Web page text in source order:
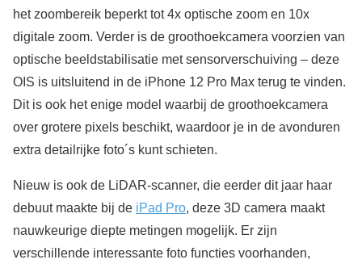
het zoombereik beperkt tot 4x optische zoom en 10x
digitale zoom. Verder is de groothoekcamera voorzien van
optische beeldstabilisatie met sensorverschuiving – deze
OIS is uitsluitend in de iPhone 12 Pro Max terug te vinden.
Dit is ook het enige model waarbij de groothoekcamera
over grotere pixels beschikt, waardoor je in de avonduren
extra detailrijke foto´s kunt schieten.
Nieuw is ook de LiDAR-scanner, die eerder dit jaar haar
debuut maakte bij de iPad Pro, deze 3D camera maakt
nauwkeurige diepte metingen mogelijk. Er zijn
verschillende interessante foto functies voorhanden,